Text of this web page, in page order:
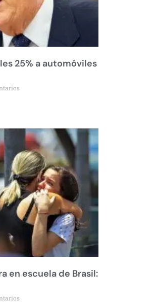
25% a automóviles
en escuela de Brasil: